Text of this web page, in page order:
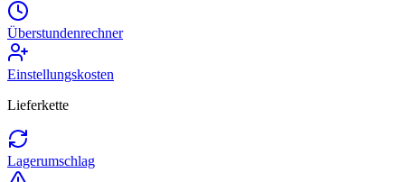
Überstundenrechner
Einstellungskosten
Lieferkette
Lagerumschlag